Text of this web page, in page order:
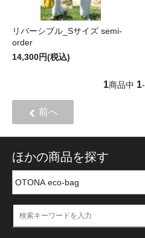
リバーシブル_Sサイズ semi-
order
14,300円(税込)
1商品中 1-
前へ
ほかの商品を探す